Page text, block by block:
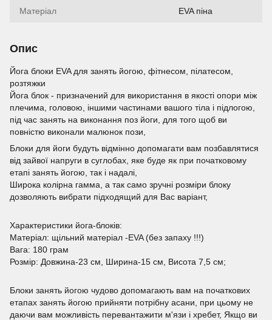
Матеріал EVA піна
Опис
Йога блоки EVA для занять йогою, фітнесом, пілатесом,
розтяжки
Йога блок - призначений для використання в якості опори між
плечима, головою, іншими частинами вашого тіла і підлогою,
під час занять на виконання поз йоги, для того щоб ви
повністю виконали малюнок пози,
Блоки для йоги будуть відмінно допомагати вам позбавлятися
від зайвої напруги в суглобах, яке буде як при початковому
етапі занять йогою, так і надалі,
Широка колірна гамма, а так само зручні розміри блоку
дозволяють вибрати підходящий для Вас варіант,
Характеристики йога-блоків:
Матеріал: щільний матеріал -EVA (без запаху !!!)
Вага: 180 грам
Розмір: Довжина-23 см, Ширина-15 см, Висота 7,5 см;
Блоки занять йогою чудово допомагають вам на початкових
етапах занять йогою прийняти потрібну асани, при цьому не
даючи вам можливість перевантажити м'язи і хребет, Якщо ви